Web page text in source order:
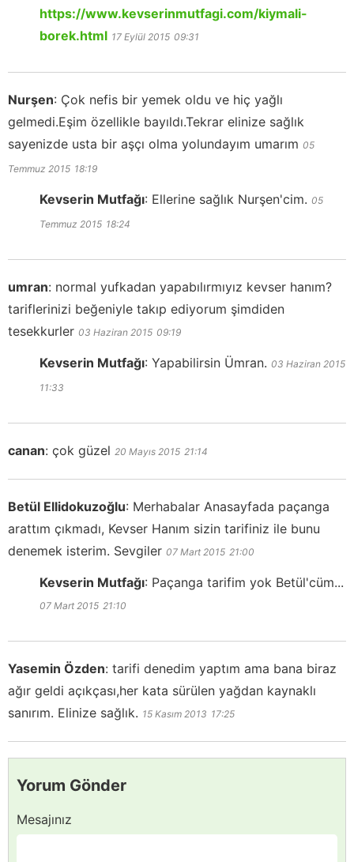
https://www.kevserinmutfagi.com/kiymali-
borek.html 17 Eylül 2015 09:31
Nurşen: Çok nefis bir yemek oldu ve hiç yağlı
gelmedi.Eşim özellikle bayıldı.Tekrar elinize sağlık
sayenizde usta bir aşçı olma yolundayım umarım 05
Temmuz 2015 18:19
Kevserin Mutfağı: Ellerine sağlık Nurşen'cim. 05
Temmuz 2015 18:24
umran: normal yufkadan yapabılırmıyız kevser hanım?
tariflerinizi beğeniyle takıp ediyorum şimdiden
tesekkurler 03 Haziran 2015 09:19
Kevserin Mutfağı: Yapabilirsin Ümran. 03 Haziran 2015
11:33
canan: çok güzel 20 Mayıs 2015 21:14
Betül Ellidokuzoğlu: Merhabalar Anasayfada paçanga
arattım çıkmadı, Kevser Hanım sizin tarifiniz ile bunu
denemek isterim. Sevgiler 07 Mart 2015 21:00
Kevserin Mutfağı: Paçanga tarifim yok Betül'cüm...
07 Mart 2015 21:10
Yasemin Özden: tarifi denedim yaptım ama bana biraz
ağır geldi açıkçası,her kata sürülen yağdan kaynaklı
sanırım. Elinize sağlık. 15 Kasım 2013 17:25
Yorum Gönder
Mesajınız